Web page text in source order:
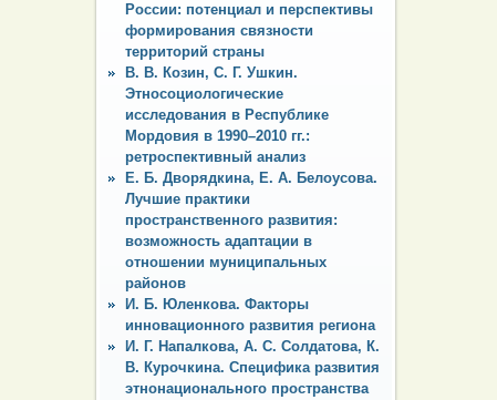
России: потенциал и перспективы
формирования связности
территорий страны
В. В. Козин, С. Г. Ушкин.
Этносоциологические
исследования в Республике
Мордовия в 1990–2010 гг.:
ретроспективный анализ
Е. Б. Дворядкина, Е. А. Белоусова.
Лучшие практики
пространственного развития:
возможность адаптации в
отношении муниципальных
районов
И. Б. Юленкова. Факторы
инновационного развития региона
И. Г. Напалкова, А. С. Солдатова, К.
В. Курочкина. Специфика развития
этнонационального пространства